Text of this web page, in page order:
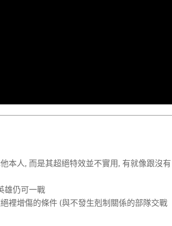
本人, 而是其超絕特效並不實用, 有就像跟沒有
雄仍可一戰
裡增傷的條件 (與不發生剋制關係的部隊交戰